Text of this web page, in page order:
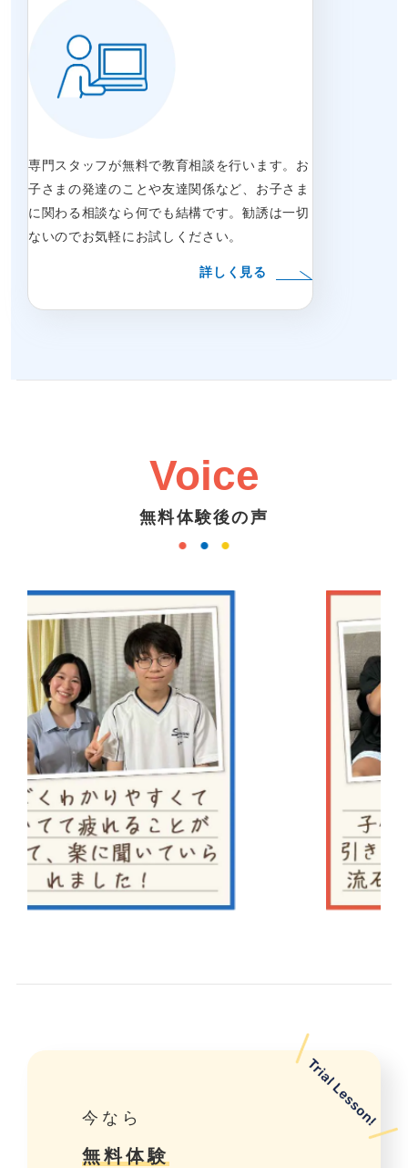
専門スタッフが無料で教育相談を行います。お
子さまの発達のことや友達関係など、お子さま
に関わる相談なら何でも結構です。勧誘は一切
ないのでお気軽にお試しください。
詳しく見る
Voice
無料体験後の声
今なら
無料体験